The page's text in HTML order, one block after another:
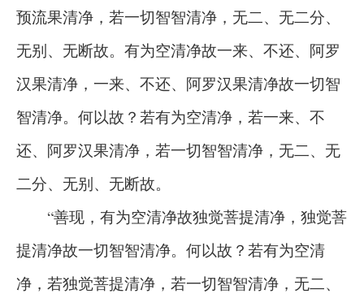
预流果清净，若一切智智清净，无二、无二分、
无别、无断故。有为空清净故一来、不还、阿罗
汉果清净，一来、不还、阿罗汉果清净故一切智
智清净。何以故？若有为空清净，若一来、不
还、阿罗汉果清净，若一切智智清净，无二、无
二分、无别、无断故。
“善现，有为空清净故独觉菩提清净，独觉菩
提清净故一切智智清净。何以故？若有为空清
净，若独觉菩提清净，若一切智智清净，无二、